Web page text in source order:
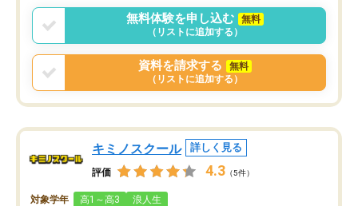
言う事で講師変更の申し出があり、あ
まりに短期での変更だった為、塾に通
う事にして退会しました。遅れも取り
戻せ、授業内容や講師の方は良かった
と思います。
無料体験を申し込む
無料
（リストに追加する）
資料を請求する
無料
（リストに追加する）
キミノスクール 詳しく見る
評価 4.3 （5件）
対象学年 高1～高3 浪人生